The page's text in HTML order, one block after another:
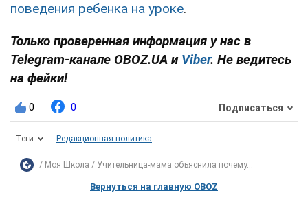
поведения ребенка на уроке.
Только проверенная информация у нас в
Telegram-канале OBOZ.UA и Viber. Не ведитесь
на фейки!
0 0 Подписаться
Теги Редакционная политика
Моя Школа Учительница-мама объяснила почему...
Вернуться на главную OBOZ